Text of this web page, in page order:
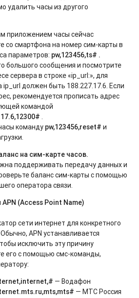
удалить часы из другого
приложением часы сейчас
со смартфона на номер сим-карты в
параметров: pw,123456,ts# .
большого сообщения и посмотрите
сервера в строке «ip_url:», для
ip_url должен быть 188.227.17.6. Если
рекомендуется прописать адрес
командой
.
команду pw,123456,reset# и
на сим-карте часов.
поддерживать передачу данных и
баланс сим-карты с помощью
оператора связи.
(Access Point Name)
сети интернет для конкретного
APN устанавливается
исключить эту причину
его с помощью смс-команды,
— Водафон
— МТС Россия